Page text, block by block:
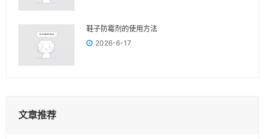
鞋子防霉剂的使用方法
2026-6-17
文章推荐